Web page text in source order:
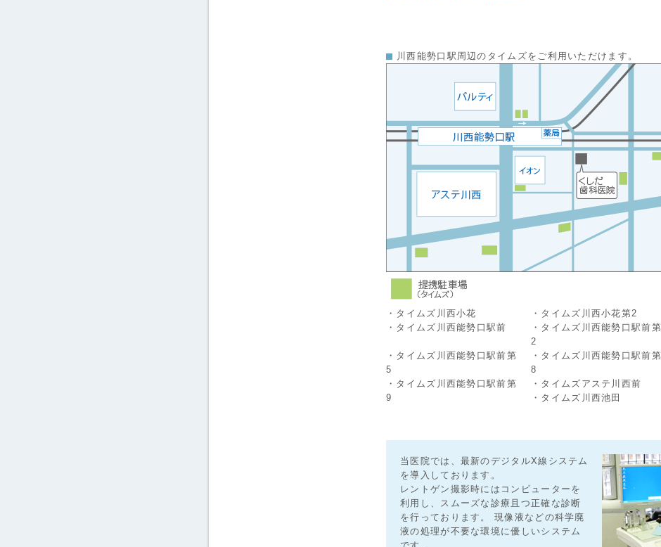
川西能勢口駅周辺のタイムズをご利用いただけます。
・タイムズ川西小花
・タイムズ川西小花第2
・タイムズ川西能勢口駅前
・タイムズ川西能勢口駅前第
2
・タイムズ川西能勢口駅前第
5
・タイムズ川西能勢口駅前第
8
・タイムズ川西能勢口駅前第
9
・タイムズアステ川西前
・タイムズ川西池田
当医院では、最新のデジタルX線システム
を導入しております。
レントゲン撮影時にはコンピューターを
利用し、スムーズな診療且つ正確な診断
を行っております。 現像液などの科学廃
液の処理が不要な環境に優しいシステム